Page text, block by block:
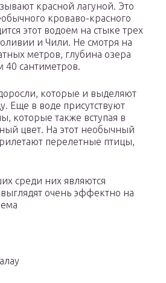
красной лагуной. Это
кроваво-красного
этот водоем на стыке трех
и Чили. Не смотря на
метров, глубина озера
40 сантиметров.
которые и выделяют
Еще в воде присутствуют
которые также вступая в
цвет. На этот необычный
перелетные птицы,
среди них являются
очень эффектно на